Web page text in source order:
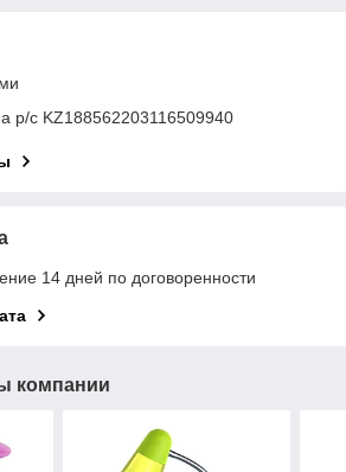
р/с KZ188562203116509940
14 дней по договоренности
компании